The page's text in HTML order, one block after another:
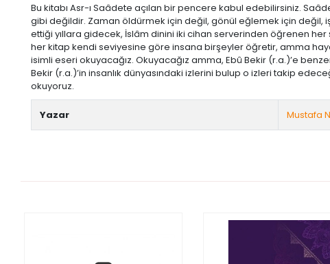
Bu kitabı Asr-ı Saâdete açılan bir pencere kabul edebilirsiniz.
gibi değildir. Zaman öldürmek için değil, gönül eğlemek için değil,
ettiği yıllara gidecek, İslâm dinini iki cihan serverinden öğrenen
her kitap kendi seviyesine göre insana birşeyler öğretir, amma
isimli eseri okuyacağız. Okuyacağız amma, Ebû Bekir (r.a.)’e
Bekir (r.a.)’in insanlık dünyasındaki izlerini bulup o izleri takip
okuyoruz.
Yazar Mustafa